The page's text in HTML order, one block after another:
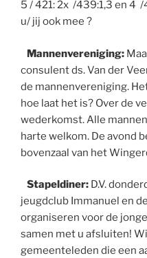
5 / 421: 2x /439:1,3 en 4
u/ jij ook mee ?
Mannenvereniging:
consulent ds. Van der
de mannenvereniging.
hoe laat het is? Over de
wederkomst. Alle
harte welkom. De avond
bovenzaal van het
Stapeldiner: D.V.
jeugdclub Immanuel en
organiseren voor de
samen met u afsluiten!
gemeenteleden die een